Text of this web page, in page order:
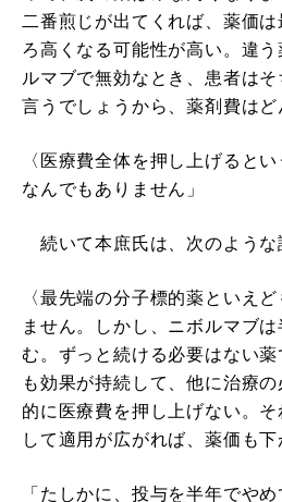
二番煎じが出てくれば、薬価
ろ高くなる可能性が高い。違
ルマブで無効なとき、患者は
言うでしょうから、薬剤費はど
〈医療費全体を押し上げると
なんでもありません」
続いて本庶氏は、次のような
〈最先端の分子標的薬といえ
ません。しかし、ニボルマブ
む。ずっと続ける必要はない
も効果が持続して、他に治療
的に医療費を押し上げない。
して適用が広がれば、薬価も下
「たしかに、投与を半年でや